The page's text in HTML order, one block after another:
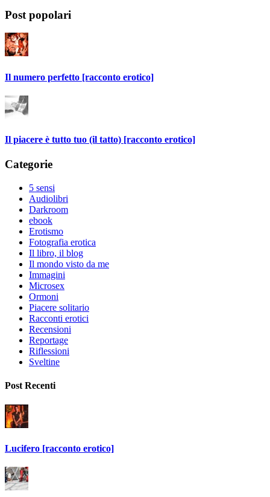
Post popolari
Il numero perfetto [racconto erotico]
Il piacere è tutto tuo (il tatto) [racconto erotico]
Categorie
5 sensi
Audiolibri
Darkroom
ebook
Erotismo
Fotografia erotica
Il libro, il blog
Il mondo visto da me
Immagini
Microsex
Ormoni
Piacere solitario
Racconti erotici
Recensioni
Reportage
Riflessioni
Sveltine
Post Recenti
Lucifero [racconto erotico]